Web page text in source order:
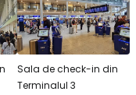
Sala de check-in din
Terminalul 3